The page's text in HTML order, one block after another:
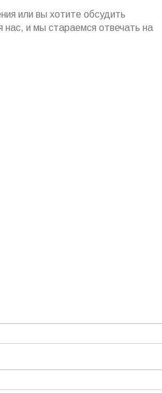
или вы хотите обсудить
и мы стараемся отвечать на